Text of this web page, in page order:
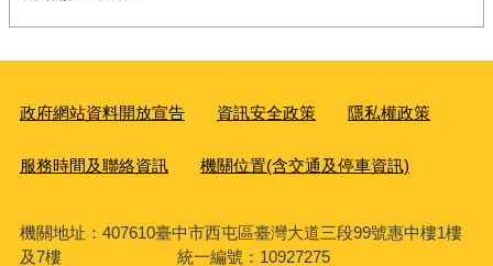
政府網站資料開放宣告 資訊安全政策 隱私權政策
服務時間及聯絡資訊 機關位置(含交通及停車資訊)
機關地址：407610臺中市西屯區臺灣大道三段99號惠中樓1樓
及7樓 統一編號：10927275